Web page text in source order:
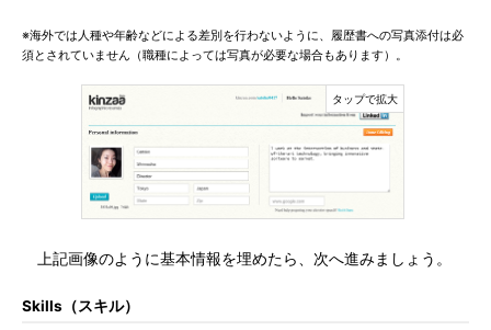
※海外では人種や年齢などによる差別を行わないように、履歴書への写真添付は必
須とされていません（職種によっては写真が必要な場合もあります）。
上記画像のように基本情報を埋めたら、次へ進みましょう。
Skills（スキル）